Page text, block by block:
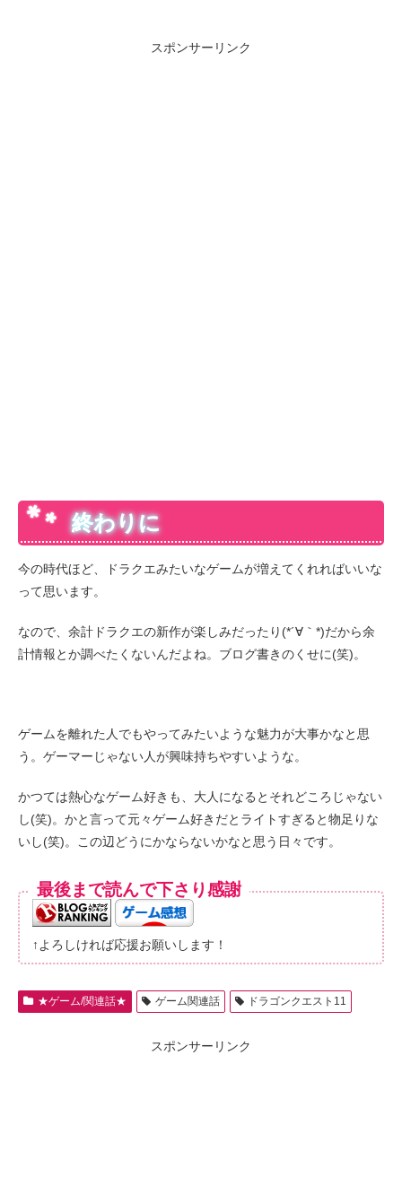
スポンサーリンク
終わりに
今の時代ほど、ドラクエみたいなゲームが増えてくれればいいな
って思います。
なので、余計ドラクエの新作が楽しみだったり(*´∀｀*)だから余
計情報とか調べたくないんだよね。ブログ書きのくせに(笑)。
ゲームを離れた人でもやってみたいような魅力が大事かなと思
う。ゲーマーじゃない人が興味持ちやすいような。
かつては熱心なゲーム好きも、大人になるとそれどころじゃない
し(笑)。かと言って元々ゲーム好きだとライトすぎると物足りな
いし(笑)。この辺どうにかならないかなと思う日々です。
最後まで読んで下さり感謝
↑よろしければ応援お願いします！
★ゲーム/関連話★ ゲーム関連話 ドラゴンクエスト11
スポンサーリンク